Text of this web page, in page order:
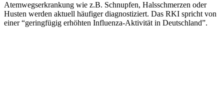
Atemwegserkrankung wie z.B. Schnupfen, Halsschmerzen oder
Husten werden aktuell häufiger diagnostiziert. Das RKI spricht von
einer “geringfügig erhöhten Influenza-Aktivität in Deutschland”.